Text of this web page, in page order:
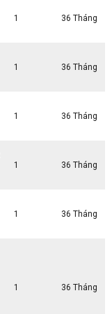
1 36 Tháng
1 36 Tháng
1 36 Tháng
1 36 Tháng
1 36 Tháng
1 36 Tháng